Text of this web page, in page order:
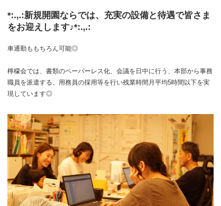
*:.,.:新規開園ならでは、充実の設備と待遇で皆さま
をお迎えします♪*:.,.:
車通勤ももちろん可能◎
檸檬会では、書類のペーパーレス化、会議を日中に行う、本部から事務
職員を派遣する、用務員の採用等を行い残業時間月平均5時間以下を実
現しています◎